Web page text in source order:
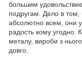
большим
подругам. Дело в том,
абсолютно всем, они
радость кому угодно.
металу, вироби з
довго.